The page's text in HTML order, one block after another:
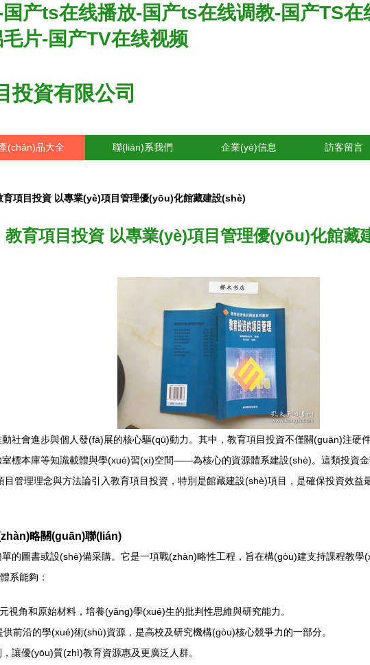
产ts在线播放-国产ts在线调教-国产TS
片-国产TV在线视频
投資有限公司
(chǎn)品大全 聯(lián)系我們 企業(yè)信息 訪客留言
育項目投資 以專業(yè)項目管理優(yōu)化館藏建設(shè)
教育項目投資 以專業(yè)項目管理優(yōu)化館藏
社會進步與個人發(fā)展的核心驅(qū)動力。其中，教育項目投資不僅關(guān)注
標本庫等知識載體與學(xué)習(xí)空間——為核心的資源體系建設(shè)。這類投資
管理理念與方法論引入教育項目投資，特別是館藏建設(shè)項目，是確保投資效
略關(guān)聯(lián)
的圖書或設(shè)備采購。它是一項戰(zhàn)略性工程，旨在構(gòu)建支持課程教
系能夠：
視角和原始材料，培養(yǎng)學(xué)生的批判性思維與研究能力。
供前沿的學(xué)術(shù)資源，是高校及研究機構(gòu)核心競爭力的一部分。
讓優(yōu)質(zhì)教育資源惠及更廣泛人群。